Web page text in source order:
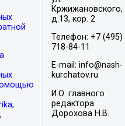
Кржижановского,
д.13, кор. 2
Телефон: +7 (495)
718-84-11
E-mail: info@nash-
kurchatov.ru
И.О. главного
редактора
Дорохова Н.В.